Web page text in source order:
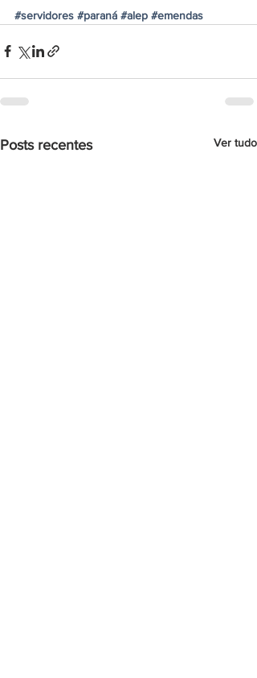
#servidores #paraná #alep #emendas
Posts recentes Ver tudo